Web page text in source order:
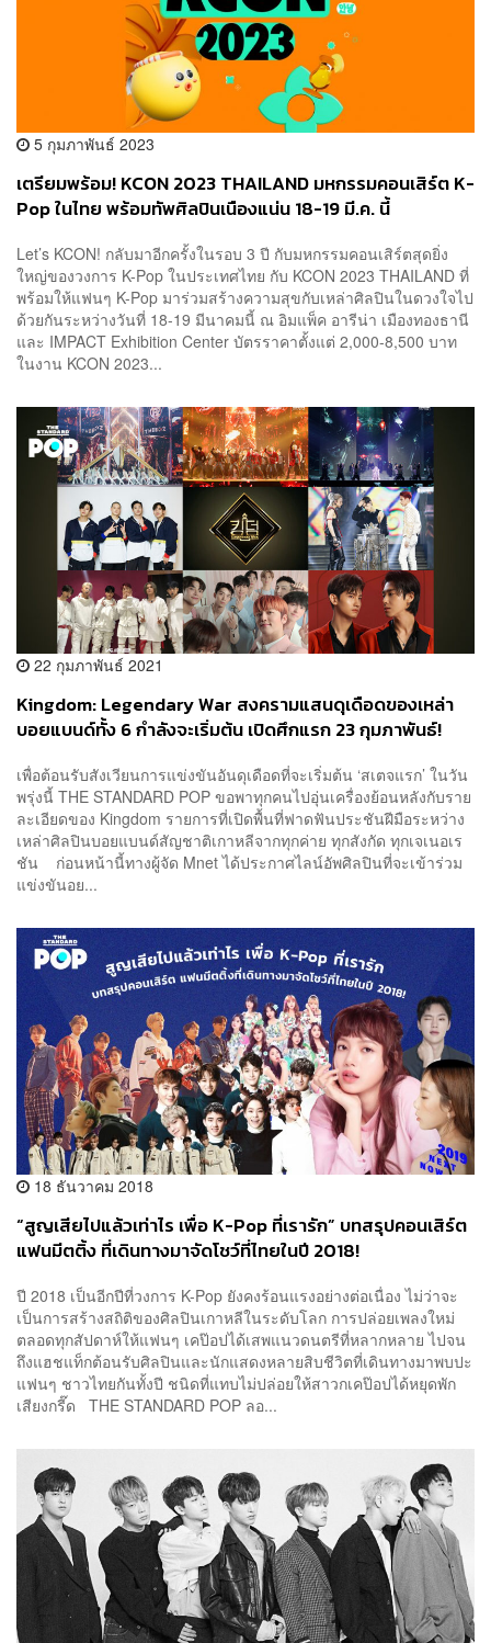
5 กุมภาพันธ์ 2023
เตรียมพร้อม! KCON 2023 THAILAND มหกรรมคอนเสิร์ต K-
Pop ในไทย พร้อมทัพศิลปินเนืองแน่น 18-19 มี.ค. นี้
Let’s KCON! กลับมาอีกครั้งในรอบ 3 ปี กับมหกรรมคอนเสิร์ตสุดยิ่ง
ใหญ่ของวงการ K-Pop ในประเทศไทย กับ KCON 2023 THAILAND ที่
พร้อมให้แฟนๆ K-Pop มาร่วมสร้างความสุขกับเหล่าศิลปินในดวงใจไป
ด้วยกันระหว่างวันที่ 18-19 มีนาคมนี้ ณ อิมแพ็ค อารีน่า เมืองทองธานี
และ IMPACT Exhibition Center บัตรราคาตั้งแต่ 2,000-8,500 บาท
ในงาน KCON 2023...
22 กุมภาพันธ์ 2021
Kingdom: Legendary War สงครามแสนดุเดือดของเหล่า
บอยแบนด์ทั้ง 6 กำลังจะเริ่มต้น เปิดศึกแรก 23 กุมภาพันธ์!
เพื่อต้อนรับสังเวียนการแข่งขันอันดุเดือดที่จะเริ่มต้น ‘สเตจแรก’ ในวัน
พรุ่งนี้ THE STANDARD POP ขอพาทุกคนไปอุ่นเครื่องย้อนหลังกับราย
ละเอียดของ Kingdom รายการที่เปิดพื้นที่ฟาดฟันประชันฝีมือระหว่าง
เหล่าศิลปินบอยแบนด์สัญชาติเกาหลีจากทุกค่าย ทุกสังกัด ทุกเจเนอเร
ชัน ก่อนหน้านี้ทางผู้จัด Mnet ได้ประกาศไลน์อัพศิลปินที่จะเข้าร่วม
แข่งขันอย...
18 ธันวาคม 2018
“สูญเสียไปแล้วเท่าไร เพื่อ K-Pop ที่เรารัก” บทสรุปคอนเสิร์ต
แฟนมีตติ้ง ที่เดินทางมาจัดโชว์ที่ไทยในปี 2018!
ปี 2018 เป็นอีกปีที่วงการ K-Pop ยังคงร้อนแรงอย่างต่อเนื่อง ไม่ว่าจะ
เป็นการสร้างสถิติของศิลปินเกาหลีในระดับโลก การปล่อยเพลงใหม่
ตลอดทุกสัปดาห์ให้แฟนๆ เคป๊อปได้เสพแนวดนตรีที่หลากหลาย ไปจน
ถึงแฮชแท็กต้อนรับศิลปินและนักแสดงหลายสิบชีวิตที่เดินทางมาพบปะ
แฟนๆ ชาวไทยกันทั้งปี ชนิดที่แทบไม่ปล่อยให้สาวกเคป๊อปได้หยุดพัก
เสียงกรี๊ด THE STANDARD POP ลอ...